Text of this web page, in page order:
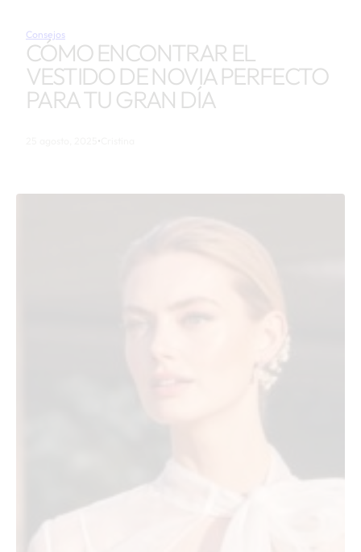
Consejos
CÓMO ENCONTRAR EL
VESTIDO DE NOVIA PERFECTO
PARA TU GRAN DÍA
•